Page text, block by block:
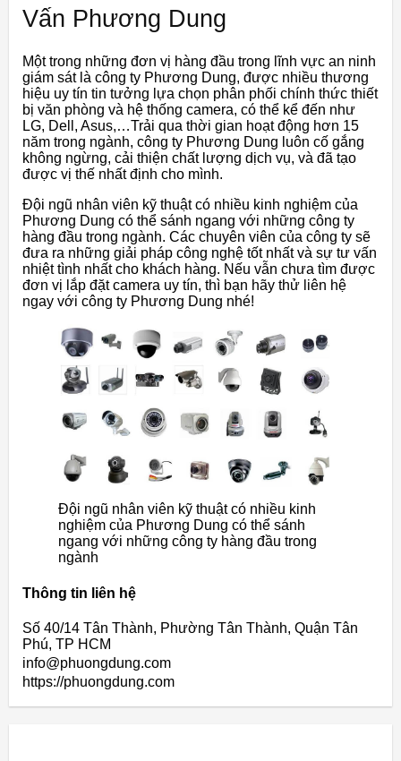
Vấn Phương Dung
Một trong những đơn vị hàng đầu trong lĩnh vực an ninh
giám sát là công ty Phương Dung, được nhiều thương
hiệu uy tín tin tưởng lựa chọn phân phối chính thức thiết
bị văn phòng và hệ thống camera, có thể kể đến như
LG, Dell, Asus,…Trải qua thời gian hoạt động hơn 15
năm trong ngành, công ty Phương Dung luôn cố gắng
không ngừng, cải thiện chất lượng dịch vụ, và đã tạo
được vị thế nhất định cho mình.
Đội ngũ nhân viên kỹ thuật có nhiều kinh nghiệm của
Phương Dung có thể sánh ngang với những công ty
hàng đầu trong ngành. Các chuyên viên của công ty sẽ
đưa ra những giải pháp công nghệ tốt nhất và sự tư vấn
nhiệt tình nhất cho khách hàng. Nếu vẫn chưa tìm được
đơn vị lắp đặt camera uy tín, thì bạn hãy thử liên hệ
ngay với công ty Phương Dung nhé!
Đội ngũ nhân viên kỹ thuật có nhiều kinh
nghiệm của Phương Dung có thể sánh
ngang với những công ty hàng đầu trong
ngành
Thông tin liên hệ
Số 40/14 Tân Thành, Phường Tân Thành, Quận Tân
Phú, TP HCM
info@phuongdung.com
https://phuongdung.com